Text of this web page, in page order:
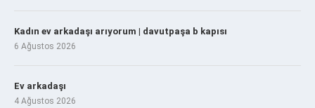
Kadın ev arkadaşı arıyorum | davutpaşa b kapısı
6 Ağustos 2026
Ev arkadaşı
4 Ağustos 2026